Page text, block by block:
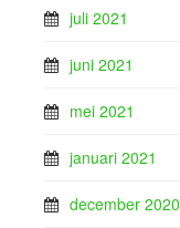
juli 2021
juni 2021
mei 2021
januari 2021
december 2020